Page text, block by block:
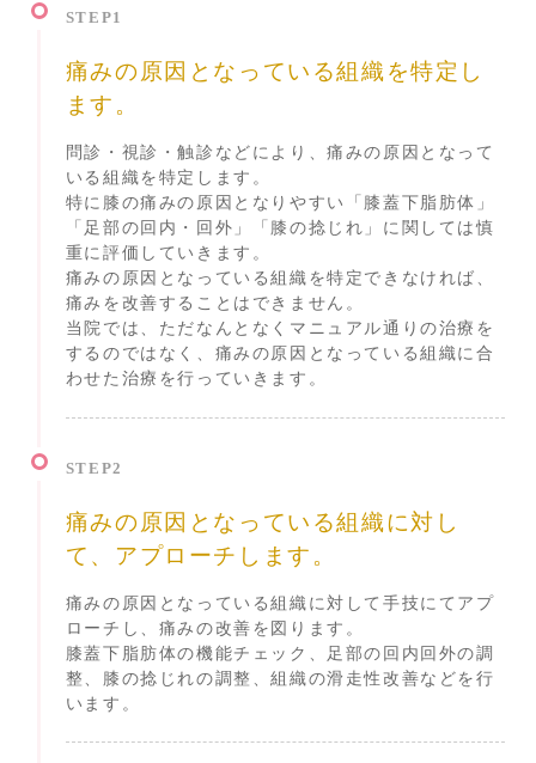
STEP1
痛みの原因となっている組織を特定し
ます。
問診・視診・触診などにより、痛みの原因となって
いる組織を特定します。
特に膝の痛みの原因となりやすい「膝蓋下脂肪体」
「足部の回内・回外」「膝の捻じれ」に関しては慎
重に評価していきます。
痛みの原因となっている組織を特定できなければ、
痛みを改善することはできません。
当院では、ただなんとなくマニュアル通りの治療を
するのではなく、痛みの原因となっている組織に合
わせた治療を行っていきます。
STEP2
痛みの原因となっている組織に対し
て、アプローチします。
痛みの原因となっている組織に対して手技にてアプ
ローチし、痛みの改善を図ります。
膝蓋下脂肪体の機能チェック、足部の回内回外の調
整、膝の捻じれの調整、組織の滑走性改善などを行
います。